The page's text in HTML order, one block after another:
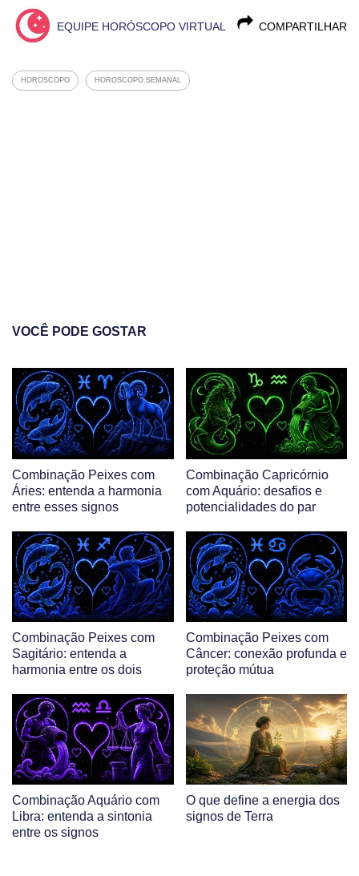
COMPARTILHAR
EQUIPE HORÓSCOPO VIRTUAL
HOROSCOPO HOROSCOPO SEMANAL
VOCÊ PODE GOSTAR
Combinação Peixes com
Áries: entenda a harmonia
entre esses signos
Combinação Capricórnio
com Aquário: desafios e
potencialidades do par
Combinação Peixes com
Sagitário: entenda a
harmonia entre os dois
Combinação Peixes com
Câncer: conexão profunda e
proteção mútua
Combinação Aquário com
Libra: entenda a sintonia
entre os signos
O que define a energia dos
signos de Terra